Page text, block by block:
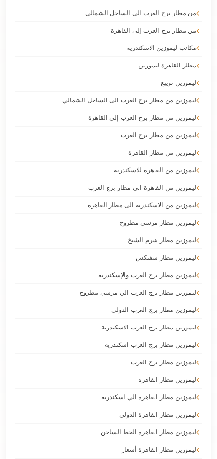
من مطار برج العرب الى الساحل الشمالي
من مطار برج العرب إلى القاهرة
مكاتب ليموزين الاسكندرية
مطار القاهرة ليموزين
ليموزين نويبع
ليموزين من مطار برج العرب الى الساحل الشمالي
ليموزين من مطار برج العرب إلى القاهرة
ليموزين من مطار برج العرب
ليموزين من مطار القاهرة
ليموزين من القاهرة للاسكندرية
ليموزين من القاهرة الى مطار برج العرب
ليموزين من الاسكندرية الى مطار القاهرة
ليموزين مطار مرسي مطروح
ليموزين مطار شرم الشيخ
ليموزين مطار سفنكس
ليموزين مطار برج العرب والإسكندرية
ليموزين مطار برج العرب الي مرسي مطروح
ليموزين مطار برج العرب الدولي
ليموزين مطار برج العرب الاسكندرية
ليموزين مطار برج العرب اسكندرية
ليموزين مطار برج العرب
ليموزين مطار القاهره
ليموزين مطار القاهرة الي اسكندرية
ليموزين مطار القاهرة الدولي
ليموزين مطار القاهرة الخط الساخن
ليموزين مطار القاهرة أسعار